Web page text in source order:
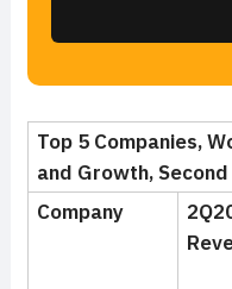
Top 5 Companies,
and Growth,
Company